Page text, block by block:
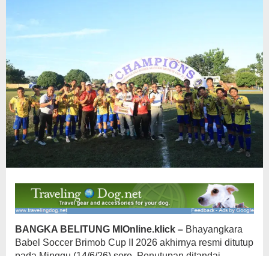
BANGKA BELITUNG MIOnline.klick – Bhayangkara
Babel Soccer Brimob Cup II 2026 akhirnya resmi ditutup